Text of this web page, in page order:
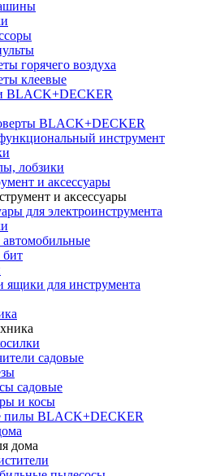
горячего воздуха
клеевые
BLACK+DECKER
BLACK+DECKER
инструмент
лобзики
и аксессуары
и аксессуары
для электроинструмента
ящики для инструмента
садовые
садовые
и косы
пилы BLACK+DECKER
дома